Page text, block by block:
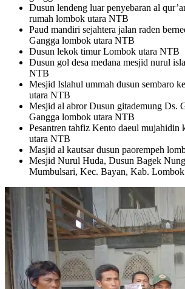
Dusun lendeng luar penyebaran al
rumah lombok utara NTB
Paud mandiri sejahtera jalan raden
Gangga lombok utara NTB
Dusun lekok timur Lombok utara NTB
Dusun gol desa medana mesjid nurul
NTB
Mesjid Islahul ummah dusun sembaro
utara NTB
Mesjid al abror Dusun gitademung Ds.
Gangga lombok utara NTB
Pesantren tahfiz Kento daeul mujahidin
utara NTB
Masjid al kautsar dusun paorempeh
Mesjid Nurul Huda, Dusun Bagek
Mumbulsari, Kec. Bayan, Kab.